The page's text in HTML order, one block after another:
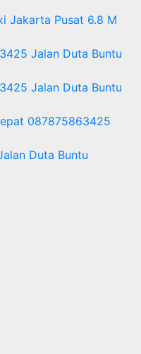
Jakarta Pusat 6.8 M
Jalan Duta Buntu
Jalan Duta Buntu
087875863425
Duta Buntu